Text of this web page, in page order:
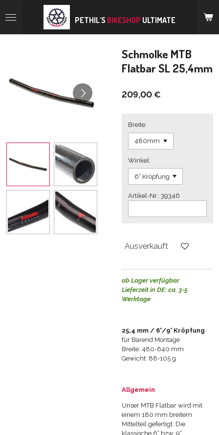
Hauptinhalt
PETHIL´S BIKESHOP ULTIMATE
Schmolke MTB
Flatbar SL 25,4mm
209,00 €
Breite:
Winkel:
Artikel-Nr.: 39346
Ausverkauft
ab Lager verfügbar
Lieferzeit in DE: ca. 3-5
Werktage
25,4 mm / 6°/9° Kröpfung
für Barend Montage
Breite: 480-640 mm
Gewicht: 88-105 g
Allgemein
Unser MTB Flatbar wird mit
einem 180 mm breitem
Mittelteil gefertigt. Die
klassische 6° bzw. 9°